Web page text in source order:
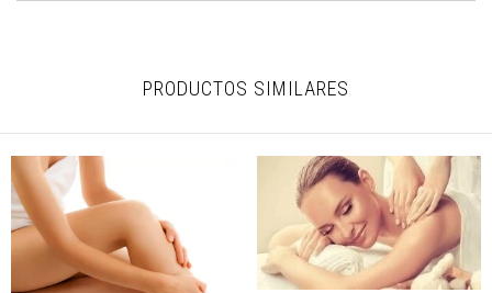
PRODUCTOS SIMILARES